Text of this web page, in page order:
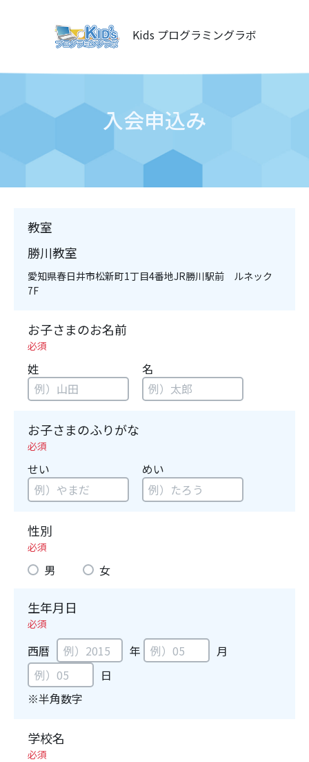
Kids プログラミングラボ
入会申込み
教室
勝川教室
愛知県春日井市松新町1丁目4番地JR勝川駅前 ルネック
7F
お子さまのお名前
必須
姓 名
お子さまのふりがな
必須
せい めい
性別
必須
男 女
生年月日
必須
西暦 年
月
日
※半角数字
学校名
必須